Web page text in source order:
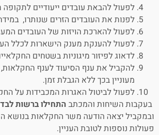
לפעול להבאת עובדים ייעודיים
לפנות את העובדים הזרים שנותרו,
לפעול להארכת הויזות של העובדים
לפעול להענקת מענק הישארות לכלל
לדאוג לפיזור מיגוניות בשטחים
להקביל את ענף הסיעוד לענף
מעוניין בכך ללא הגבלת זמן.
לפעול לביטול האגרות המכבידות על
בעקבות השיחות והמכתב התחילו ברשות
ובמקביל יצאה הודעה משר החקלאות בנושא
פעולות נוספות לטובת העניין.